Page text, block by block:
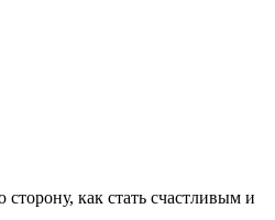
как стать счастливым и